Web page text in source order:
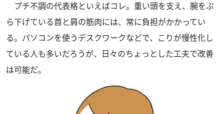
プチ不調の代表格といえばコレ。重い頭を支え、腕をぶ
ら下げている首と肩の筋肉には、常に負担がかかってい
る。パソコンを使うデスクワークなどで、こりが慢性化し
ている人も多いだろうが、日々のちょっとした工夫で改善
は可能だ。